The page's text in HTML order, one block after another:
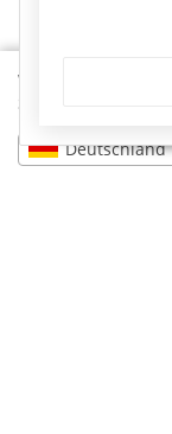
Wähle dein
Standort zu sehen.
Deutschland